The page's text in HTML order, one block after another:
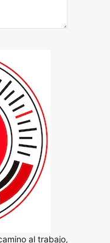
al trabajo,